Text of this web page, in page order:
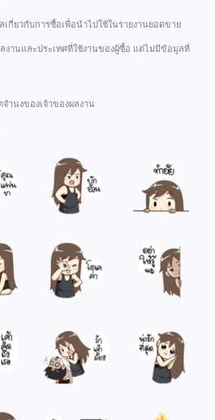
เกี่ยวกับการซื้อเพื่อนำไปใช้ในรายงานยอดขาย
งานและประเทศที่ใช้งานของผู้ซื้อ แต่ไม่มีข้อมูลที่
ำนงของเจ้าของผลงาน